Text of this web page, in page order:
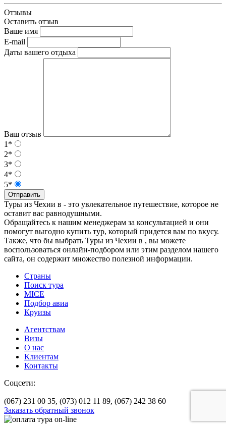
Отзывы
Оставить отзыв
Ваше имя
E-mail
Даты вашего отдыха
Ваш отзыв
1*
2*
3*
4*
5*
Отправить
Туры из Чехии в - это увлекательное путешествие, которое не
оставит вас равнодушными.
Обращайтесь к нашим менеджерам за консультацией и они
помогут выгодно купить тур, который придется вам по вкусу.
Также, что бы выбрать Туры из Чехии в , вы можете
воспользоваться онлайн-подбором или этим разделом нашего
сайта, он содержит множество полезной информации.
Страны
Поиск тура
MICE
Подбор авиа
Круизы
Агентствам
Визы
О нас
Клиентам
Контакты
Соцсети:
(067) 231 00 35, (073) 012 11 89, (067) 242 38 60
Заказать обратный звонок